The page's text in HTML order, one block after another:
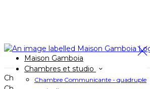
Maison Gamboia
Chambres et studio
Chambre Communicante - quadruple
Book your stay
Check In